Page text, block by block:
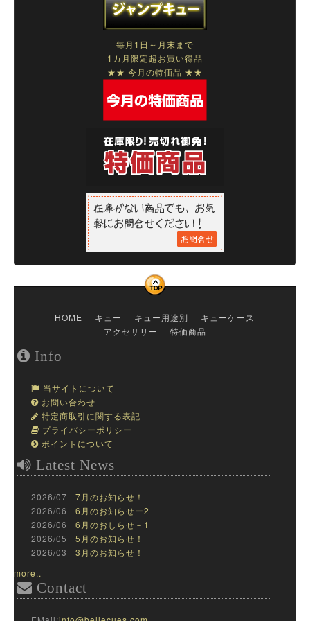
毎月1日～月末まで
1カ月限定超お買い得品
★★ 今月の特価品 ★★
HOME キュー キュー用途別
キューケース
アクセサリー
特価商品
Info
当サイトについて
お問い合わせ
特定商取引に関する表記
プライバシーポリシー
ポイントについて
Latest News
2026/07 7月のお知らせ！
2026/06 6月のお知らせー2
2026/06 6月のおしらせ－1
2026/05 5月のお知らせ！
2026/03 3月のお知らせ！
more..
Contact